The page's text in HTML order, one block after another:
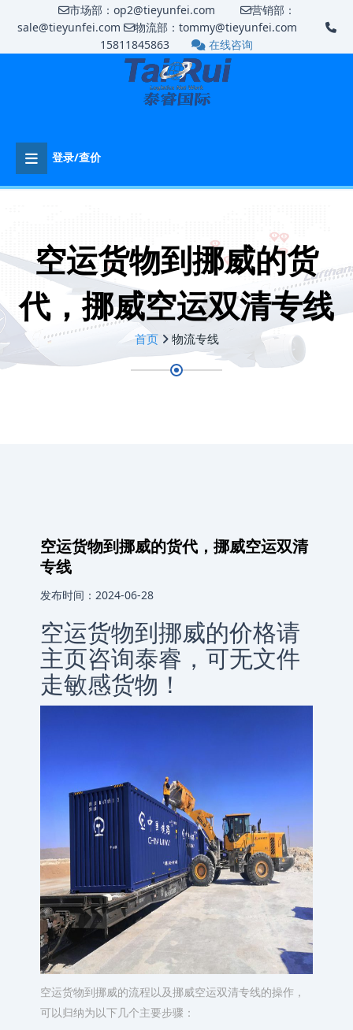
市场部：op2@tieyunfei.com
营销部：
sale@tieyunfei.com
物流部：tommy@tieyunfei.com
15811845863
在线咨询
登录/查价
空运货物到挪威的货
代，挪威空运双清专线
首页 物流专线
空运货物到挪威的货代，挪威空运双清
专线
发布时间：2024-06-28
空运货物到挪威的价格请
主页咨询泰睿，可无文件
走敏感货物！
空运货物到挪威的流程以及挪威空运双清专线的操作，
可以归纳为以下几个主要步骤：